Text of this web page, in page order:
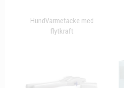
HundVärmetäcke med
flytkraft